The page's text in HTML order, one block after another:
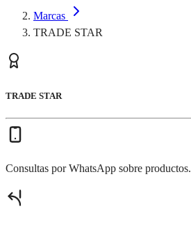
Marcas
TRADE STAR
TRADE STAR
Consultas por WhatsApp sobre productos.